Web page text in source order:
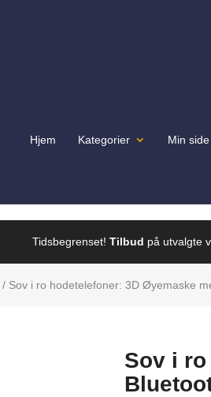
Hjem Kategorier Min side
Tidsbegrenset! Tilbud på utvalgte
/ Sov i ro hodetelefoner: 3D Øyemaske
Sov i